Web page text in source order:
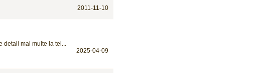
2011-11-10
mai multe la tel...
2025-04-09